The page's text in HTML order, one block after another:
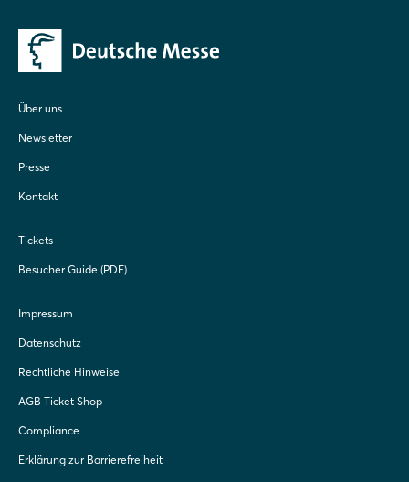
Über uns
Newsletter
Presse
Kontakt
Tickets
Besucher Guide (PDF)
Impressum
Datenschutz
Rechtliche Hinweise
AGB Ticket Shop
Compliance
Erklärung zur Barrierefreiheit